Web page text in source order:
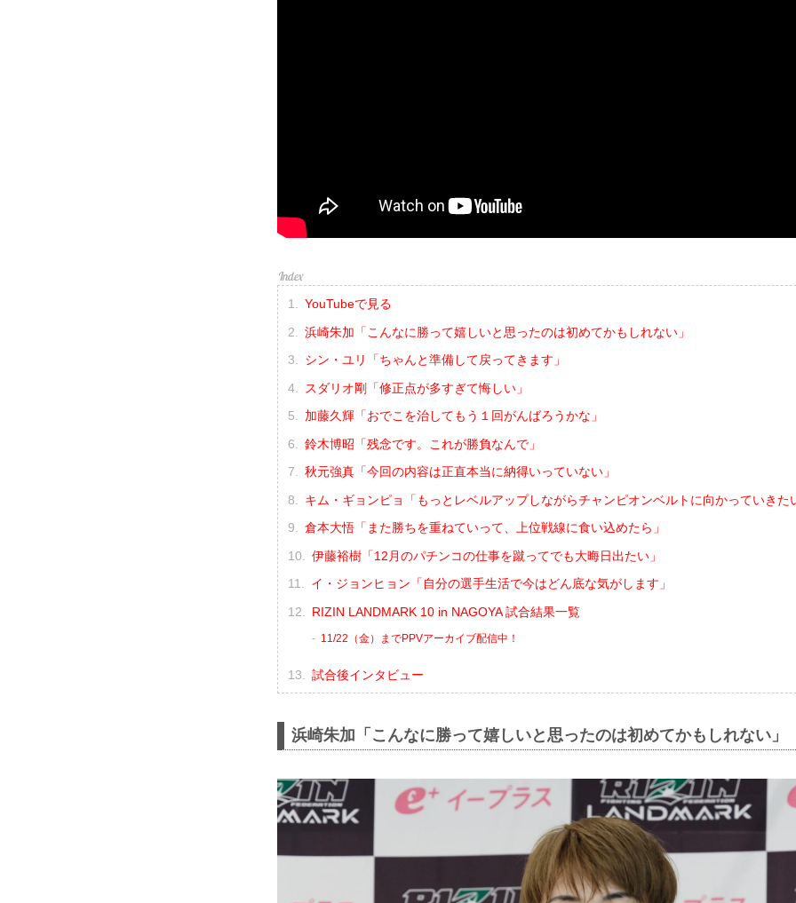
YouTubeで見る
浜崎朱加「こんなに勝って嬉しいと思ったのは初めてかもしれない」
シン・ユリ「ちゃんと準備して戻ってきます」
スダリオ剛「修正点が多すぎて悔しい」
加藤久輝「おでこを治してもう１回がんばろうかな」
鈴木博昭「残念です。これが勝負なんで」
秋元強真「今回の内容は正直本当に納得いっていない」
キム・ギョンピョ「もっとレベルアップしながらチャンピオンベルトに向かっていきた
倉本大悟「また勝ちを重ねていって、上位戦線に食い込めたら」
伊藤裕樹「12月のパチンコの仕事を蹴ってでも大晦日出たい」
イ・ジョンヒョン「自分の選手生活で今はどん底な気がします」
RIZIN LANDMARK 10 in NAGOYA 試合結果一覧
11/22（金）までPPVアーカイブ配信中！
試合後インタビュー
浜崎朱加「こんなに勝って嬉しいと思ったのは初めてかもしれない」